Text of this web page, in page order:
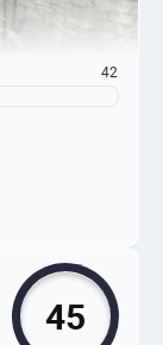
42
45